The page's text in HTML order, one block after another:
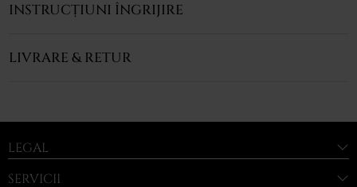
INSTRUCȚIUNI ÎNGRIJIRE
LIVRARE & RETUR
LEGAL
SERVICII